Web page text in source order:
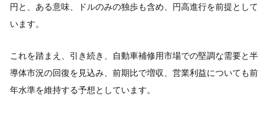
円と、ある意味、ドルのみの独歩も含め、円高進行を前提として
います。
これを踏まえ、引き続き、自動車補修用市場での堅調な需要と半
導体市況の回復を見込み、前期比で増収、営業利益についても前
年水準を維持する予想としています。